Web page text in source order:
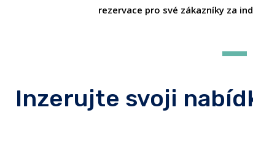
rezervace pro své zákazníky za
Inzerujte svoji